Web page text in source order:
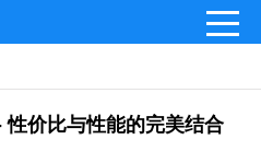
价比与性能的完美结合